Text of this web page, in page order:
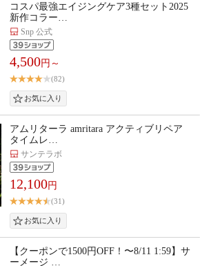
コスパ最強エイジングケア3種セット2025
新作コラー…
Snp 公式
4,500円～
(82)
アムリターラ amritara アクティブリペア
タイムレ…
サンテラボ
12,100円
(31)
【クーポンで1500円OFF！〜8/11 1:59】サ
ーメージ …